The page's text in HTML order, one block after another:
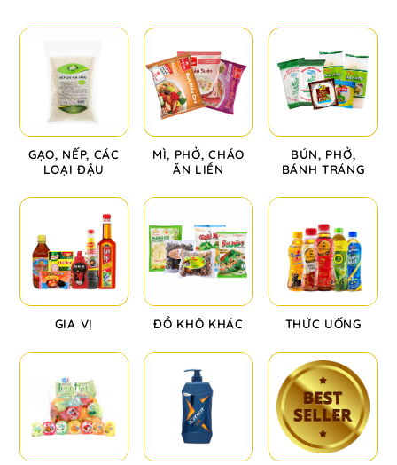
GẠO, NẾP, CÁC
LOẠI ĐẬU
MÌ, PHỞ, CHÁO
ĂN LIỀN
BÚN, PHỞ,
BÁNH TRÁNG
GIA VỊ ĐỒ KHÔ KHÁC THỨC UỐNG